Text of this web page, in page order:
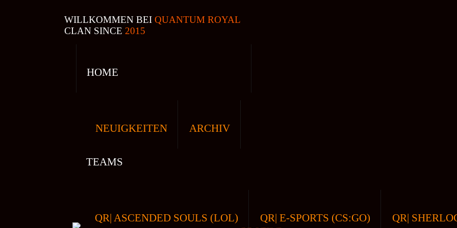
WILLKOMMEN BEI QUANTUM ROYAL
CLAN SINCE 2015
HOME
NEUIGKEITEN ARCHIV
TEAMS
QR| ASCENDED SOULS (LOL) QR| E-SPORTS (CS:GO) QR|